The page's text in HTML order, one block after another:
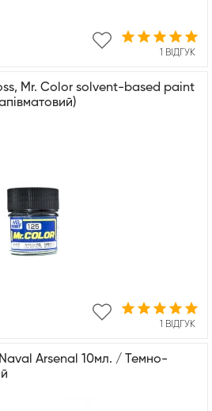
1 ВІДГУК
Mr. Color solvent-based paint
1 ВІДГУК
Arsenal 10мл. / Темно-